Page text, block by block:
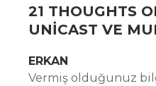
21 THOUGHTS
UNICAST VE
ERKAN
Vermiş olduğunuz